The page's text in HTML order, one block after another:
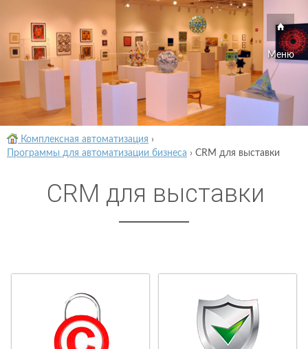
Меню
Комплексная автоматизация ›
Программы для автоматизации бизнеса › CRM для выставки
CRM для выставки